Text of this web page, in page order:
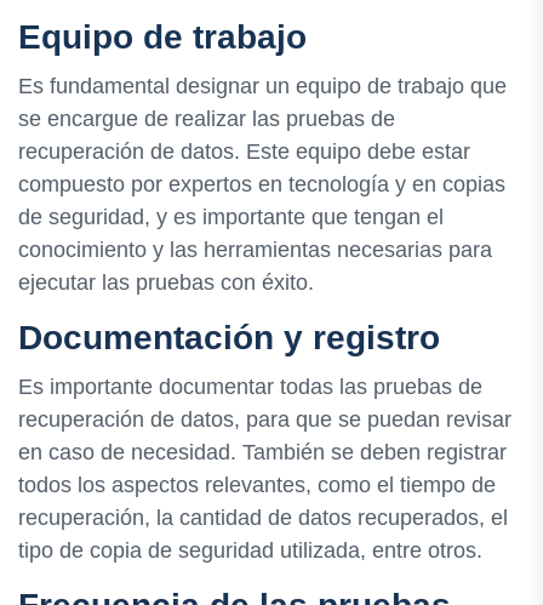
Equipo de trabajo
Es fundamental designar un equipo de trabajo que
se encargue de realizar las pruebas de
recuperación de datos. Este equipo debe estar
compuesto por expertos en tecnología y en copias
de seguridad, y es importante que tengan el
conocimiento y las herramientas necesarias para
ejecutar las pruebas con éxito.
Documentación y registro
Es importante documentar todas las pruebas de
recuperación de datos, para que se puedan revisar
en caso de necesidad. También se deben registrar
todos los aspectos relevantes, como el tiempo de
recuperación, la cantidad de datos recuperados, el
tipo de copia de seguridad utilizada, entre otros.